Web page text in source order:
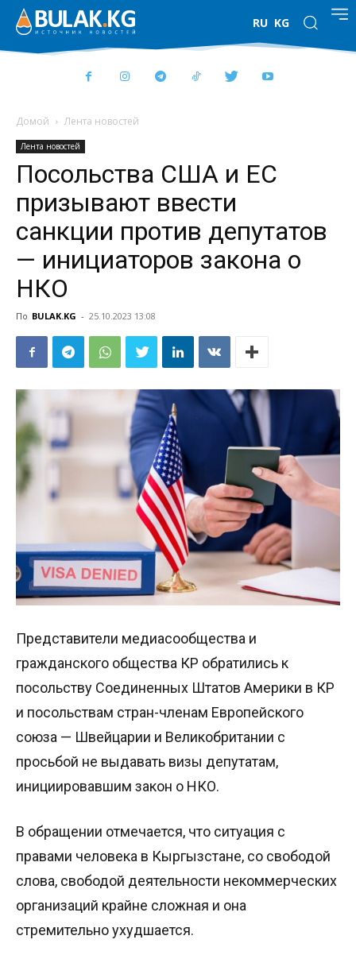
RU KG
Домой Лента новостей
Лента новостей
Посольства США и ЕС
призывают ввести
санкции против депутатов
— инициаторов закона о
НКО
По BULAK.KG - 25.10.2023 13:08
Представители медиасообщества и
гражданского общества КР обратились к
посольству Соединенных Штатов Америки в КР
и посольствам стран-членам Европейского
союза — Швейцарии и Великобритании с
просьбой не выдавать визы депутатам,
инициировавшим закон о НКО.
В обращении отмечается, что ситуация с
правами человека в Кыргызстане, со свободой
слова, свободой деятельности некоммерческих
организаций крайне сложная и она
стремительно ухудшается.